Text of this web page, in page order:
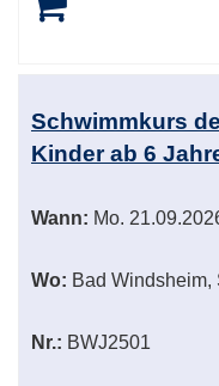
Schwimmkurs
Kinder ab 6
Wann: Mo.
Wo: Bad
Nr.: BWJ2501